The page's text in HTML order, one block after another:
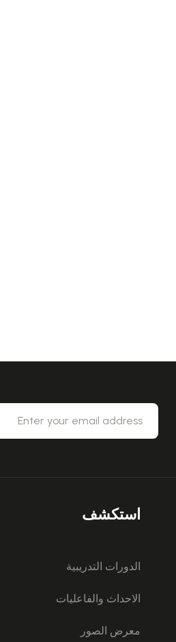
استكشف
الدورات التدريبية
الاحداث والفاعليات
معرض الصور